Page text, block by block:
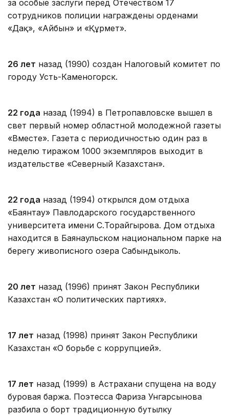
за особые заслуги перед Отечеством 17
сотрудников полиции награждены орденами
«Даңқ», «Айбын» и «Құрмет».
26 лет назад (1990) создан Налоговый комитет по
городу Усть-Каменогорск.
22 года назад (1994) в Петропавловске вышел в
свет первый номер областной молодежной газеты
«Вместе». Газета с периодичностью один раз в
неделю тиражом 1000 экземпляров выходит в
издательстве «Северный Казахстан».
22 года назад (1994) открылся дом отдыха
«Баянтау» Павлодарского государственного
университета имени С.Торайгырова. Дом отдыха
находится в Баянаульском национальном парке на
берегу живописного озера Сабындыколь.
20 лет назад (1996) принят Закон Республики
Казахстан «О политических партиях».
17 лет назад (1998) принят Закон Республики
Казахстан «О борьбе с коррупцией».
17 лет назад (1999) в Астрахани спущена на воду
буровая баржа. Поэтесса Фариза Унгарсынова
разбила о борт традиционную бутылку